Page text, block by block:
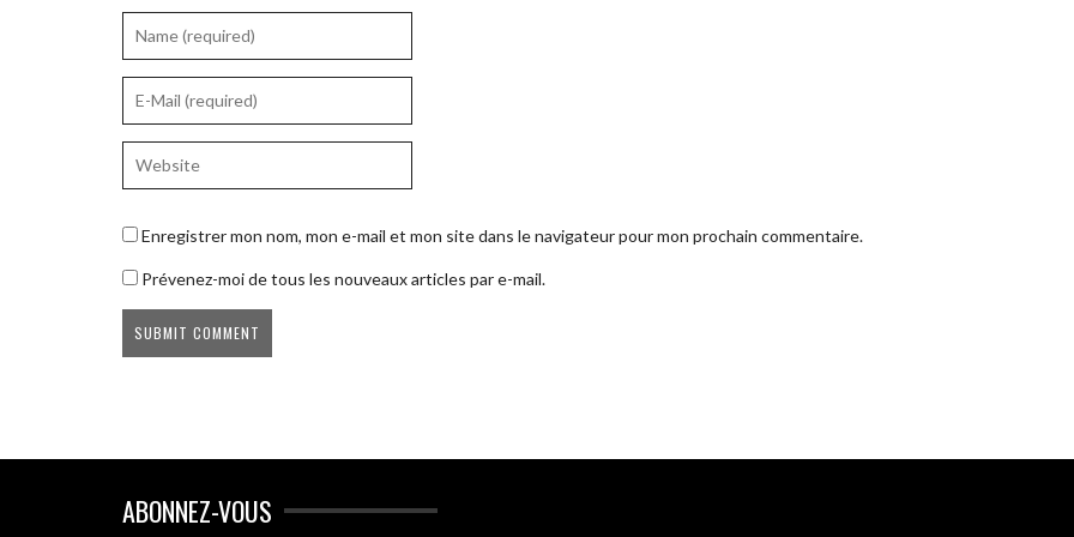
Enregistrer mon nom, mon e-mail et mon site dans le navigateur pour mon prochain commentaire.
Prévenez-moi de tous les nouveaux articles par e-mail.
ABONNEZ-VOUS